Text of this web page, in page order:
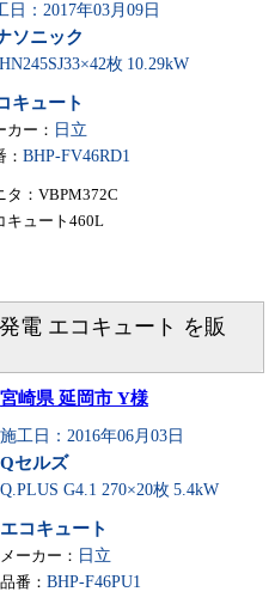
日：2017年03月09日
ソニック
枚 10.29kW
キュート
カー： 日立
： BHP-FV46RD1
タ：VBPM372C
キュート460L
電 エコキュート を販
宮崎県 延岡市 Y様
施工日：2016年06月03日
Qセルズ
Q.PLUS G4.1 270×20枚 5.4kW
エコキュート
メーカー： 日立
品番： BHP-F46PU1